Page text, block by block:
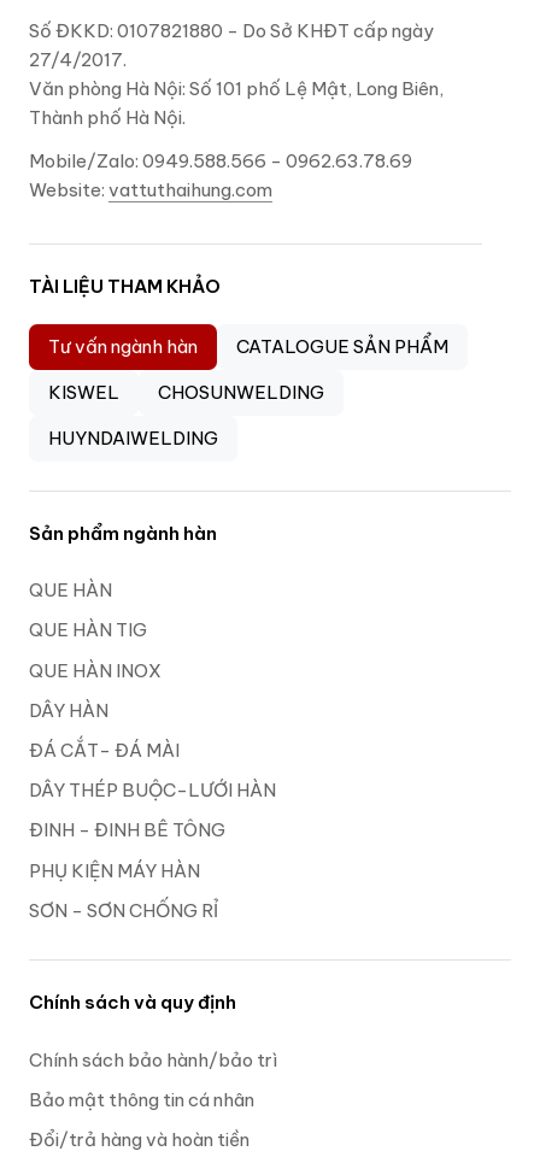
Số ĐKKD: 0107821880 - Do Sở KHĐT cấp ngày
27/4/2017.
Văn phòng Hà Nội: Số 101 phố Lệ Mật, Long Biên,
Thành phố Hà Nội.
Mobile/Zalo: 0949.588.566 - 0962.63.78.69
Website: vattuthaihung.com
TÀI LIỆU THAM KHẢO
Tư vấn ngành hàn
CATALOGUE SẢN PHẨM
KISWEL
CHOSUNWELDING
HUYNDAIWELDING
Sản phẩm ngành hàn
QUE HÀN
QUE HÀN TIG
QUE HÀN INOX
DÂY HÀN
ĐÁ CẮT- ĐÁ MÀI
DÂY THÉP BUỘC-LƯỚI HÀN
ĐINH - ĐINH BÊ TÔNG
PHỤ KIỆN MÁY HÀN
SƠN - SƠN CHỐNG RỈ
Chính sách và quy định
Chính sách bảo hành/bảo trì
Bảo mật thông tin cá nhân
Đổi/trả hàng và hoàn tiền